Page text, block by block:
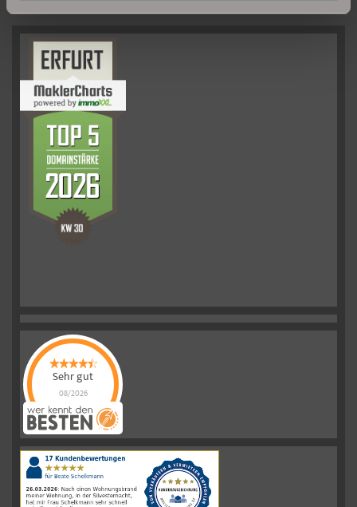
Sehr gut
08/2026
Schelkmann
Immobilienhat
|110Schelkmann
ImmobilienBewertungen
auf
werkenntdenBESTEN.de